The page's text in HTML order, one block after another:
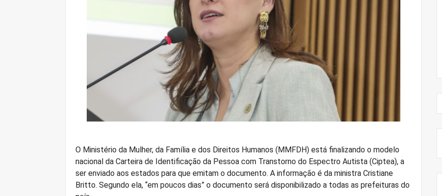
O Ministério da Mulher, da Família e dos Direitos Humanos (MMFDH) está finalizando o modelo
nacional da Carteira de Identificação da Pessoa com Transtorno do Espectro Autista (Ciptea), a
ser enviado aos estados para que emitam o documento. A informação é da ministra Cristiane
Britto. Segundo ela, “em poucos dias” o documento será disponibilizado a todas as prefeituras do